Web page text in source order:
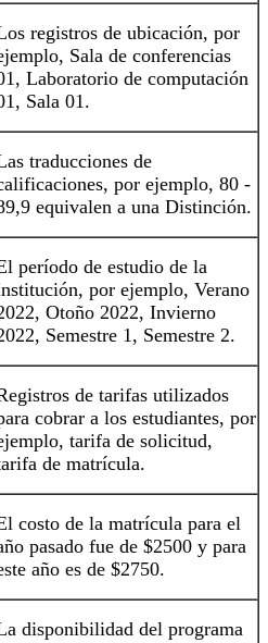
registros de ubicación, por
Sala de conferencias
Laboratorio de computación
Sala 01.
traducciones de
por ejemplo, 80 -
equivalen a una Distinción.
período de estudio de la
por ejemplo, Verano
Otoño 2022, Invierno
Semestre 1, Semestre 2.
de tarifas utilizados
cobrar a los estudiantes, por
tarifa de solicitud,
de matrícula.
costo de la matrícula para el
pasado fue de $2500 y para
año es de $2750.
disponibilidad del programa